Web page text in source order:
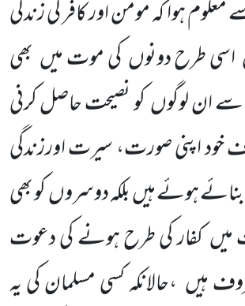
ہوا کہ مومن اور کافر کی زندگی
اسی طرح دونوںکی موت میں بھی
ان لوگوںکو نصیحت حاصل کرنی
خود اپنی صورت، سیرت اورزندگی
ہوئے ہیںبلکہ دوسروںکو بھی
کفار کی طرح ہونے کی دعوت
ہیں ،حالانکہ کسی مسلمان کی یہ